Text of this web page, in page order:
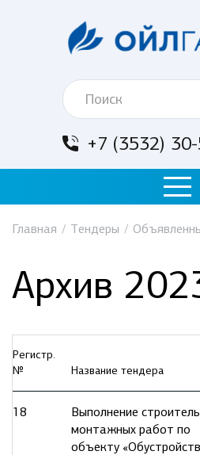
+7 (3532)
Главная / Тендеры /
Архив
Регистр.
№
Название тендера
18
Выполнение
монтажных работ по
объекту